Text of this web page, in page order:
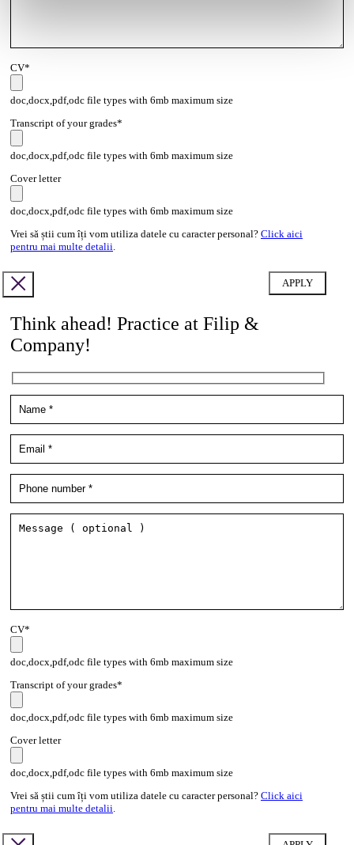
CV*
doc,docx,pdf,odc file types with 6mb maximum size
Transcript of your grades*
doc,docx,pdf,odc file types with 6mb maximum size
Cover letter
doc,docx,pdf,odc file types with 6mb maximum size
Vrei să știi cum îți vom utiliza datele cu caracter personal? Click aici
pentru mai multe detalii
Think ahead! Practice at Filip &
Company!
CV*
doc,docx,pdf,odc file types with 6mb maximum size
Transcript of your grades*
doc,docx,pdf,odc file types with 6mb maximum size
Cover letter
doc,docx,pdf,odc file types with 6mb maximum size
Vrei să știi cum îți vom utiliza datele cu caracter personal? Click aici
pentru mai multe detalii.